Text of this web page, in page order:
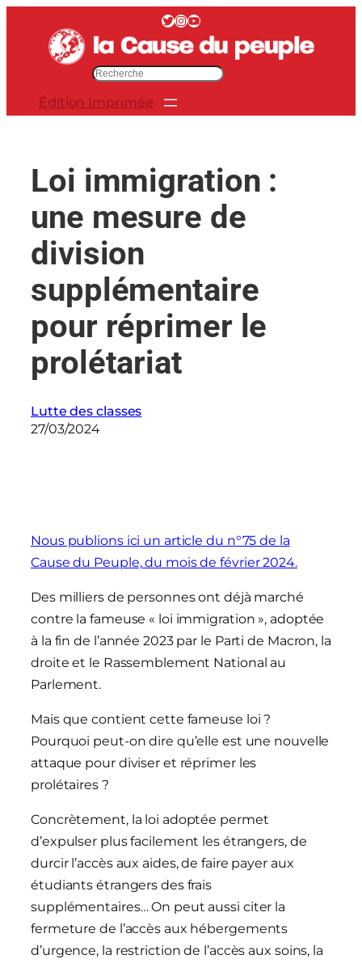
contenu
Twitter InstagramYouTube
e
Édition Imprimée
Loi immigration :
une mesure de
division
supplémentaire
pour réprimer le
prolétariat
Lutte des classes
27/03/2024
Nous publions ici un article du n°75 de la
Cause du Peuple, du mois de février 2024.
Des milliers de personnes ont déjà marché
contre la fameuse « loi immigration », adoptée
à la fin de l’année 2023 par le Parti de Macron, la
droite et le Rassemblement National au
Parlement.
Mais que contient cette fameuse loi ?
Pourquoi peut-on dire qu’elle est une nouvelle
attaque pour diviser et réprimer les
prolétaires ?
Concrètement, la loi adoptée permet
d’expulser plus facilement les étrangers, de
durcir l’accès aux aides, de faire payer aux
étudiants étrangers des frais
supplémentaires… On peut aussi citer la
fermeture de l’accès aux hébergements
d’urgence, la restriction de l’accès aux soins, la